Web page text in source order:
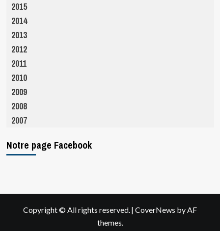
2015
2014
2013
2012
2011
2010
2009
2008
2007
Notre page Facebook
Copyright © All rights reserved.| CoverNews by AF
themes.